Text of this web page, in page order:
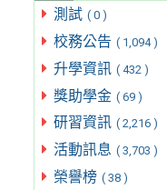
測試 ( 0 )
校務公告 ( 1,094 )
升學資訊 ( 432 )
獎助學金 ( 69 )
研習資訊 ( 2,216 )
活動訊息 ( 3,703 )
榮譽榜 ( 38 )